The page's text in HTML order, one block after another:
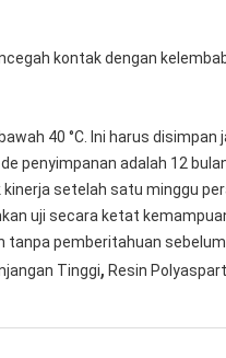
kontak dengan
40 °C. Ini harus disimpan
penyimpanan adalah 12
kinerja setelah satu minggu
uji secara ketat
pemberitahuan
Tinggi, Resin